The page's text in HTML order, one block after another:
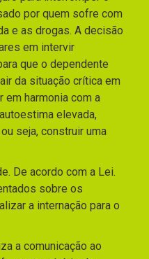
por quem sofre com
e as drogas. A decisão
em intervir
que o dependente
da situação crítica em
em harmonia com a
elevada,
seja, construir uma
De acordo com a Lei.
sobre os
a internação para o
a comunicação ao